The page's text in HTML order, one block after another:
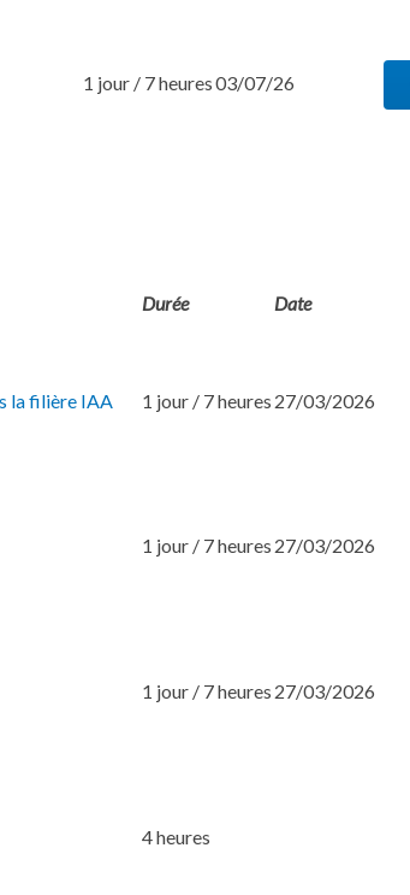
1 jour / 7 heures03/07/26
Durée Date
la filière IAA 1 jour / 7 heures 27/03/2026
1 jour / 7 heures 27/03/2026
1 jour / 7 heures 27/03/2026
4 heures